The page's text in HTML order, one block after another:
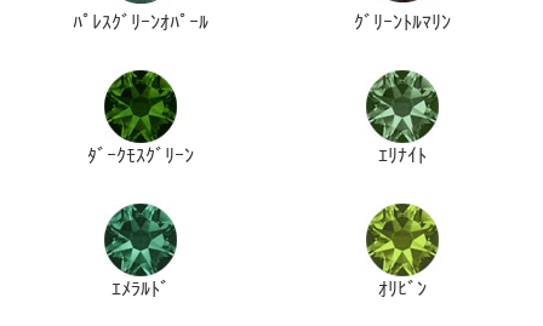
ﾊﾟﾚｽｸﾞﾘｰﾝｵﾊﾟｰﾙ ｸﾞﾘｰﾝﾄﾙﾏﾘﾝ
ﾀﾞｰｸﾓｽｸﾞﾘｰﾝ ｴﾘﾅｲﾄ
ｴﾒﾗﾙﾄﾞ ｵﾘﾋﾞﾝ